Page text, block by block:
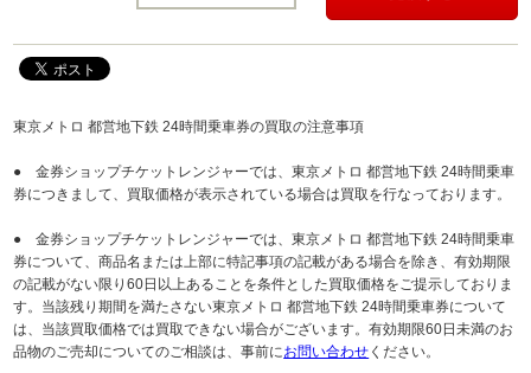
東京メトロ 都営地下鉄 24時間乗車券の買取の注意事項
● 金券ショップチケットレンジャーでは、東京メトロ 都営地下鉄 24時間乗車
券につきまして、買取価格が表示されている場合は買取を行なっております。
● 金券ショップチケットレンジャーでは、東京メトロ 都営地下鉄 24時間乗車
券について、商品名または上部に特記事項の記載がある場合を除き、有効期限
の記載がない限り60日以上あることを条件とした買取価格をご提示しておりま
す。当該残り期間を満たさない東京メトロ 都営地下鉄 24時間乗車券について
は、当該買取価格では買取できない場合がございます。有効期限60日未満のお
品物のご売却についてのご相談は、事前にお問い合わせ ください。